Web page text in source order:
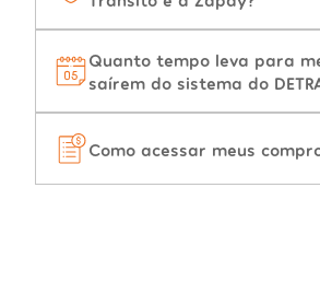
Quanto tempo leva para
saírem do sistema do
Como acessar meus